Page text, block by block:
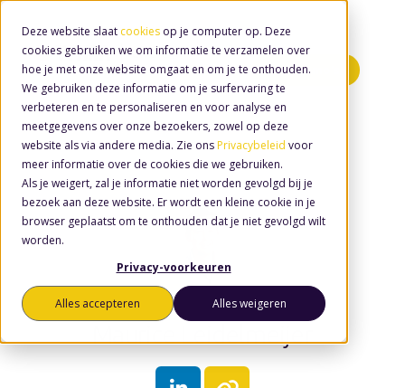
Deze website slaat cookies op je computer op. Deze
cookies gebruiken we om informatie te verzamelen over
hoe je met onze website omgaat en om je te onthouden.
We gebruiken deze informatie om je surfervaring te
verbeteren en te personaliseren en voor analyse en
meetgegevens over onze bezoekers, zowel op deze
website als via andere media. Zie ons Privacybeleid voor
meer informatie over de cookies die we gebruiken.
Als je weigert, zal je informatie niet worden gevolgd bij je
bezoek aan deze website. Er wordt een kleine cookie in je
browser geplaatst om te onthouden dat je niet gevolgd wilt
worden.
Privacy-voorkeuren
Alles accepteren Alles weigeren
Minidemo's